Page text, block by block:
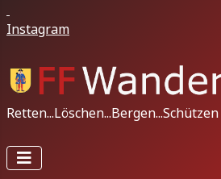
Instagram
Retten...Löschen...Bergen...Schützen